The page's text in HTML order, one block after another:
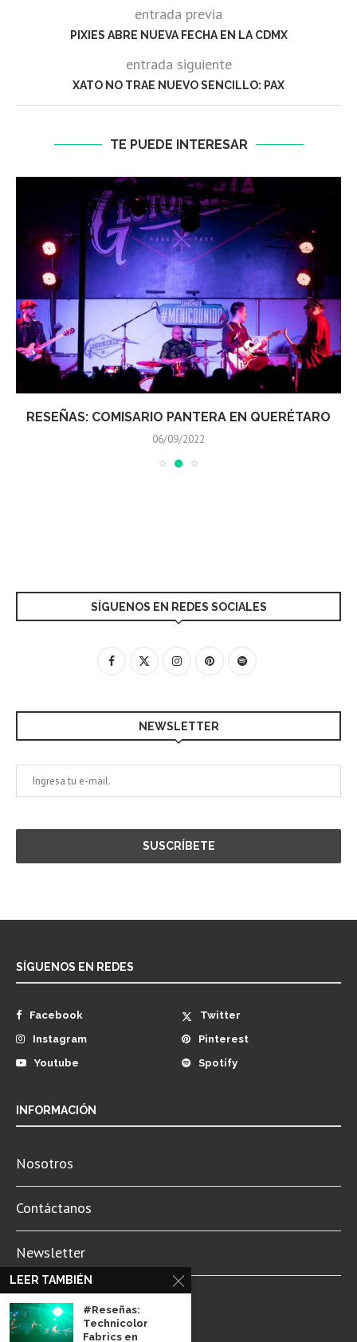
entrada previa
PIXIES ABRE NUEVA FECHA EN LA CDMX
entrada siguiente
XATO NO TRAE NUEVO SENCILLO: PAX
TE PUEDE INTERESAR
RESEÑAS: COMISARIO PANTERA EN QUERÉTARO
06/09/2022
SÍGUENOS EN REDES SOCIALES
NEWSLETTER
SÍGUENOS EN REDES
Facebook
Twitter
Instagram
Pinterest
Youtube
Spotify
INFORMACIÓN
Nosotros
Contáctanos
Newsletter
Aviso de Privacidad
LEER TAMBIÉN
#Reseñas:
Technicolor
Fabrics en